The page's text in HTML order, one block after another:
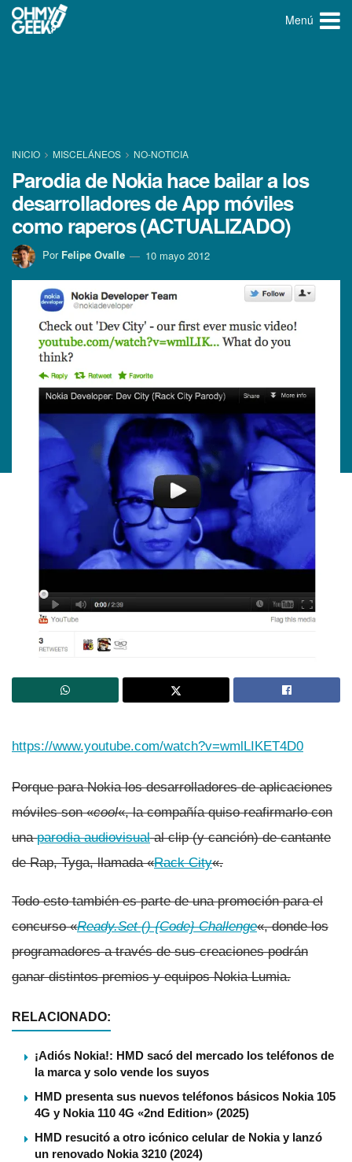
Menú
INICIO MISCELÁNEOS NO-NOTICIA
Parodia de Nokia hace bailar a los
desarrolladores de App móviles
como raperos (ACTUALIZADO)
Por Felipe Ovalle 10 mayo 2012
https://www.youtube.com/watch?v=wmlLIKET4D0
Porque para Nokia los desarrolladores de aplicaciones
móviles son «cool«, la compañí­a quiso reafirmarlo con
unaparodia audiovisualal clip (y canción) de cantante
de Rap, Tyga, llamada «Rack City«.
Todo esto también es parte de una promoción para el
concurso «Ready.Set () {Code} Challenge«, donde los
programadores a través de sus creaciones podrán
ganar distintos premios y equipos Nokia Lumia.
RELACIONADO:
¡Adiós Nokia!: HMD sacó del mercado los teléfonos de
la marca y solo vende los suyos
HMD presenta sus nuevos teléfonos básicos Nokia 105
4G y Nokia 110 4G «2nd Edition» (2025)
HMD resucitó a otro icónico celular de Nokia y lanzó
un renovado Nokia 3210 (2024)